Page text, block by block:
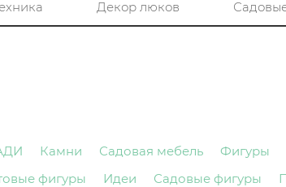
Декор люков
Камни Садовая мебель Фигуры
фигуры Идеи Садовые фигуры